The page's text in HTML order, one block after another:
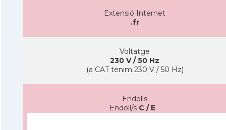
Extensió Internet
.fr
Voltatge
230 V / 50 Hz
(a CAT tenim 230 V / 50 Hz)
Endolls
Endoll/s C / E -